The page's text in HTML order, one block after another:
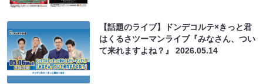
【話題のライブ】ドンデコルテ×きっと君
はくるさツーマンライブ『みなさん、つい
て来れますよね？』2026.05.14